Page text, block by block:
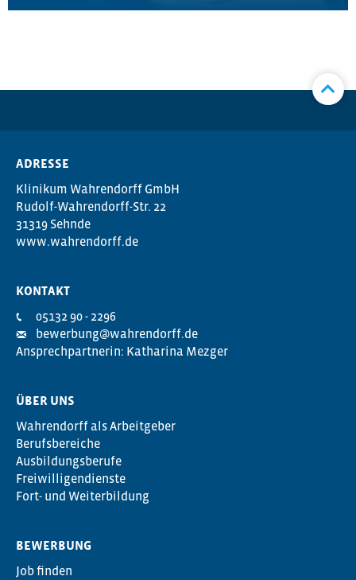
ADRESSE
Klinikum Wahrendorff GmbH
Rudolf-Wahrendorff-Str. 22
31319 Sehnde
www.wahrendorff.de
KONTAKT
05132 90 - 2296
bewerbung@wahrendorff.de
Ansprechpartnerin: Katharina Mezger
ÜBER UNS
Wahrendorff als Arbeitgeber
Berufsbereiche
Ausbildungsberufe
Freiwilligendienste
Fort- und Weiterbildung
BEWERBUNG
Job finden